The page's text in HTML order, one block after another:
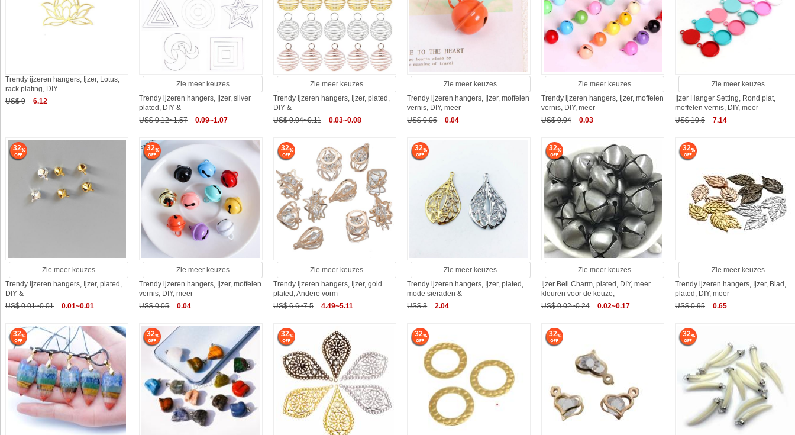
Trendy ijzeren hangers, Ijzer, Lotus,
rack plating, DIY
US$ 9
6.12
Zie meer keuzes
Trendy ijzeren hangers, Ijzer, silver
plated, DIY &
US$ 0.12~1.57
0.09~1.07
Zie meer keuzes
Trendy ijzeren hangers, Ijzer, plated,
DIY &
US$ 0.04~0.11
0.03~0.08
Zie meer keuzes
Trendy ijzeren hangers, Ijzer, moffelen
vernis, DIY, meer
US$ 0.05
0.04
Zie meer keuzes
Trendy ijzeren hangers, Ijzer, moffelen
vernis, DIY, meer
US$ 0.04
0.03
Zie meer keuzes
Ijzer Hanger Setting, Rond plat,
moffelen vernis, DIY, meer
US$ 10.5
7.14
32
Zie meer keuzes
Trendy ijzeren hangers, Ijzer, plated,
DIY &
US$ 0.01~0.01
0.01~0.01
32
Zie meer keuzes
Trendy ijzeren hangers, Ijzer, moffelen
vernis, DIY, meer
US$ 0.05
0.04
32
Zie meer keuzes
Trendy ijzeren hangers, Ijzer, gold
plated, Andere vorm
US$ 6.6~7.5
4.49~5.11
32
Zie meer keuzes
Trendy ijzeren hangers, Ijzer, plated,
mode sieraden &
US$ 3
2.04
32
Zie meer keuzes
Ijzer Bell Charm, plated, DIY, meer
kleuren voor de keuze,
US$ 0.02~0.24
0.02~0.17
32
Zie meer keuzes
Trendy ijzeren hangers, Ijzer, Blad,
plated, DIY, meer
US$ 0.95
0.65
32 32 32 32 32 32